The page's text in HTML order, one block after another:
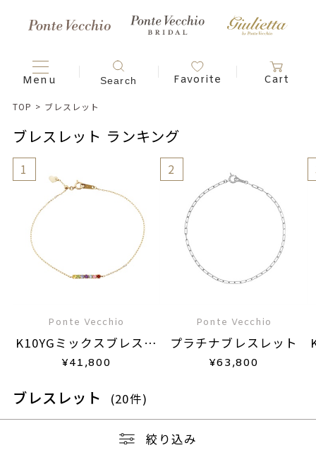
TOP > ブレスレット
ブレスレット ランキング
1
Ponte Vecchio
K10YGミックスブレスレ
ット
¥41,800
2
Ponte Vecchio
プラチナブレスレット
¥63,800
ブレスレット (20件)
絞り込み